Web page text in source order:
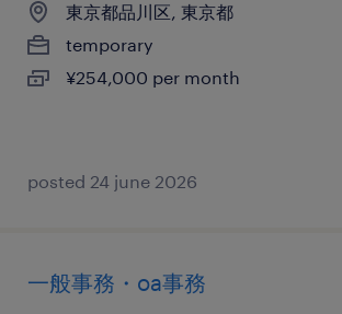
東京都品川区, 東京都
temporary
¥254,000 per month
posted 24 june 2026
一般事務・oa事務